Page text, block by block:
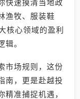
快速摸清当地政
渔牧、服装鞋
核心领域的盈利
辑。
市场规则，这份
南，更是赴越投
准捕捉机遇，